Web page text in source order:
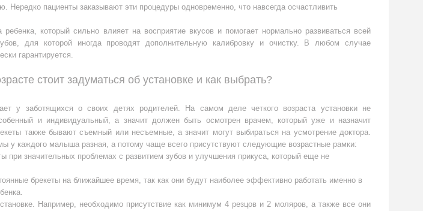
Нередко пациенты заказывают эти процедуры одновременно, что навсегда осчастливить
ребенка, который сильно влияет на восприятие вкусов и помогает нормально развиваться всей
для которой иногда проводят дополнительную калибровку и очистку. В любом случае
гарантируется.
стоит задуматься об установке и как выбрать?
у заботящихся о своих детях родителей. На самом деле четкого возраста установки не
и индивидуальный, а значит должен быть осмотрен врачем, который уже и назначит
также бывают съемный или несъемные, а значит могут выбираться на усмотрение доктора.
у каждого малыша разная, а потому чаще всего присутствуют следующие возрастные рамки:
при значительных проблемах с развитием зубов и улучшения прикуса, который еще не
брекеты на ближайшее время, так как они будут наиболее эффективно работать именно в
Например, необходимо присутствие как минимум 4 резцов и 2 моляров, а также все они